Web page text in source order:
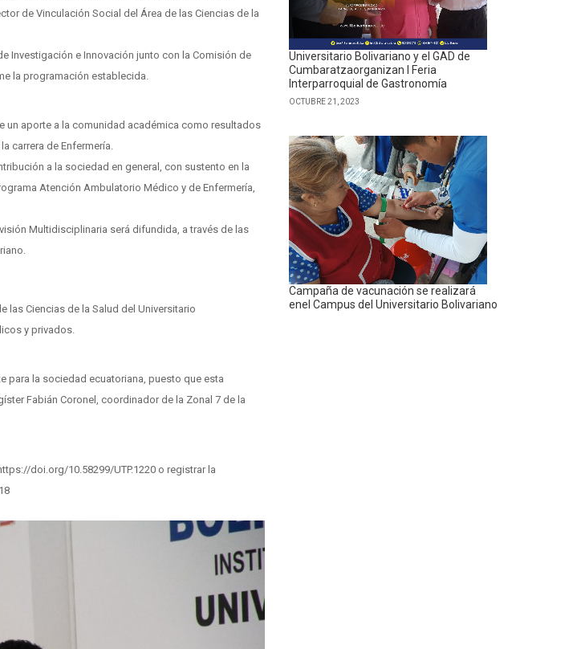
de Vinculación Social del Área de las Ciencias de la
Investigación e Innovación junto con la Comisión de
la programación establecida.
un aporte a la comunidad académica como resultados
carrera de Enfermería.
a la sociedad en general, con sustento en la
Atención Ambulatorio Médico y de Enfermería,
Multidisciplinaria será difundida, a través de las
las Ciencias de la Salud del Universitario
y privados.
para la sociedad ecuatoriana, puesto que esta
Fabián Coronel, coordinador de la Zonal 7 de la
doi.org/10.58299/UTP.1220 o registrar la
Universitario Bolivariano y el GAD de
Cumbaratzaorganizan I Feria
Interparroquial de Gastronomía
OCTUBRE 21, 2023
Campaña de vacunación se realizará
enel Campus del Universitario Bolivariano